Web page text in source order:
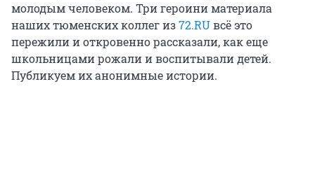
молодым человеком. Три героини материала
наших тюменских коллег из72.RUвсё это
пережили и откровенно рассказали, как еще
школьницами рожали и воспитывали детей.
Публикуем их анонимные истории.